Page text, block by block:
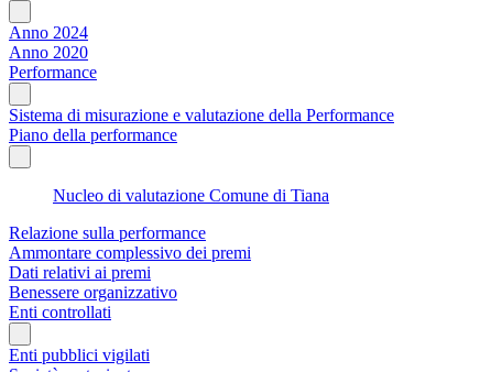
Anno 2024
Anno 2020
Performance
Sistema di misurazione e valutazione della Performance
Piano della performance
Nucleo di valutazione Comune di Tiana
Relazione sulla performance
Ammontare complessivo dei premi
Dati relativi ai premi
Benessere organizzativo
Enti controllati
Enti pubblici vigilati